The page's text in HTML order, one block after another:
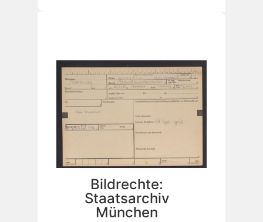
Bildrechte:
Staatsarchiv
München